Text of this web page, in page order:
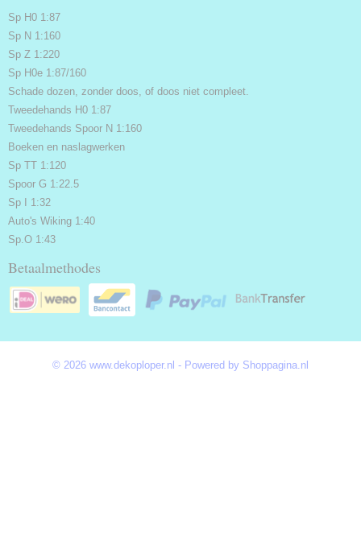
Sp H0 1:87
Sp N 1:160
Sp Z 1:220
Sp H0e 1:87/160
Schade dozen, zonder doos, of doos niet compleet.
Tweedehands H0 1:87
Tweedehands Spoor N 1:160
Boeken en naslagwerken
Sp TT 1:120
Spoor G 1:22.5
Sp I 1:32
Auto's Wiking 1:40
Sp.O 1:43
Betaalmethodes
© 2026 www.dekoploper.nl - Powered by Shoppagina.nl